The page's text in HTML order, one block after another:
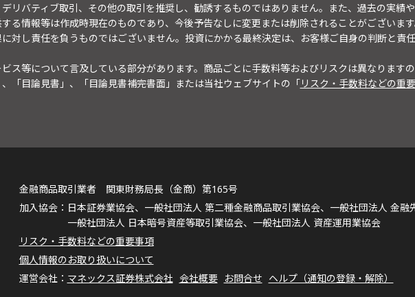
リバティブ取引、その他の取引を推奨し、勧誘するものではありません。また、過去の実績や
る情報等は作成時現在のものであり、今後予告なしに変更または削除されることがございま
対し責任を負うものではございません。投資にかかる最終決定は、お客様ご自身の判断と責
ス等について言及している部分があります。商品ごとに手数料等およびリスクは異なります
「目論見書」、「目論見書補完書面」または当社ウェブサイトの「リスク・手数料などの重
金融商品取引業者 関東財務局長（金商）第165号
日本証券業協会、一般社団法人 第二種金融商品取引業協会、一般社団法人 金融
一般社団法人 日本暗号資産等取引業協会、一般社団法人 資産運用業協会
リスク・手数料などの重要事項
個人情報のお取り扱いについて
マネックス証券株式会社 会社概要 お問合せ ヘルプ（通知の登録・解除）